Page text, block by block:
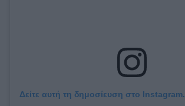
Δείτε αυτή τη δημοσίευση στο Instagram.